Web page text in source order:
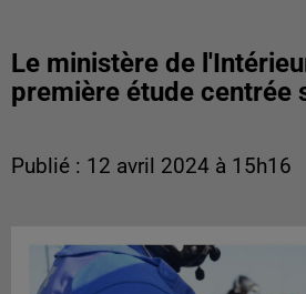
Le ministère de
première étude centrée
Publié : 12 avril 2024 à 15h16